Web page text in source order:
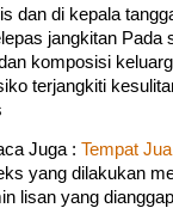
dan di kepala
jangkitan Pada
komposisi
terjangkiti
Juga : Tempat
yang dilakukan
lisan yang